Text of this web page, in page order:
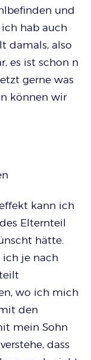
und
hab auch
damals, also
es ist schon n
gerne was
können wir
kann ich
Elternteil
hätte.
je nach
wo ich mich
den
mein Sohn
dass